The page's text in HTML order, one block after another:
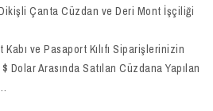
Dikişli Çanta Cüzdan ve Deri Mont İşçiliği
ve Pasaport Kılıfı Siparişlerinizin
Dolar Arasında Satılan Cüzdana Yapılan